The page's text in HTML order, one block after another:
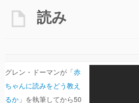
読み
グレン・ドーマンが「赤
ちゃんに読みをどう教え
るか 」を執筆してから50